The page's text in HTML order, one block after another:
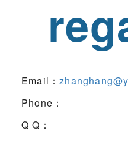
Email：
Phone：
Q Q：